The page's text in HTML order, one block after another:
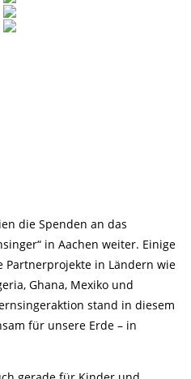
die Spenden an das
in Aachen weiter. Einige
Partnerprojekte in Ländern wie
Ghana, Mexiko und
stand in diesem
für unsere Erde – in